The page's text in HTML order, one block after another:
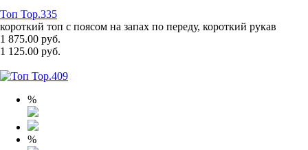
Топ Top.335
короткий топ с поясом на запах по переду, короткий рукав
1 875.00 руб.
1 125.00 руб.
%
%